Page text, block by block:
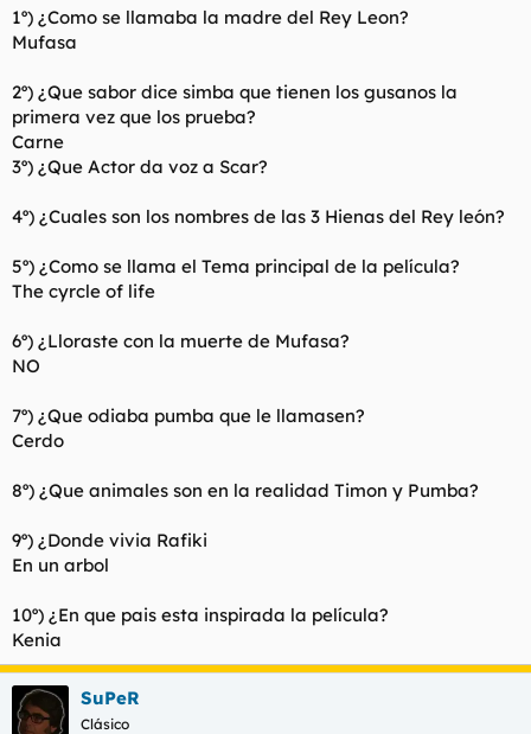
ESCARABAJO, ESE SI LO SABIA
5º) ¿Cual es el nombre que tiene Aladin cuando se hace
ALÍ, COMO MUJAMED ALI
6º) ¿Como se llama la Ciudad en la que se desarolla la
aventura?
AGRABA
7º) ¿Cuales fueron los 3 deseos que Aladino le pidio al
RIQUEZA, EHHHH .....hacer a aladdín un príncipe, darle la
libertad al genio
poderoso Mago?
EN ELEFANTE
UN TIGRE QUE SE LLAMABA RAJA
y Abú dentro?
EHHH.....por avaricia?
1º) ¿Como se llamaba la madre del Rey Leon?
Mufasa
2º) ¿Que sabor dice simba que tienen los gusanos la
primera vez que los prueba?
Carne
3º) ¿Que Actor da voz a Scar?
4º) ¿Cuales son los nombres de las 3 Hienas del Rey león?
5º) ¿Como se llama el Tema principal de la película?
The cyrcle of life
6º) ¿Lloraste con la muerte de Mufasa?
NO
7º) ¿Que odiaba pumba que le llamasen?
Cerdo
8º) ¿Que animales son en la realidad Timon y Pumba?
9º) ¿Donde vivia Rafiki
En un arbol
10º) ¿En que pais esta inspirada la película?
Kenia
SuPeR
Clásico